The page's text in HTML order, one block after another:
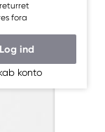
fora
Log ind
konto